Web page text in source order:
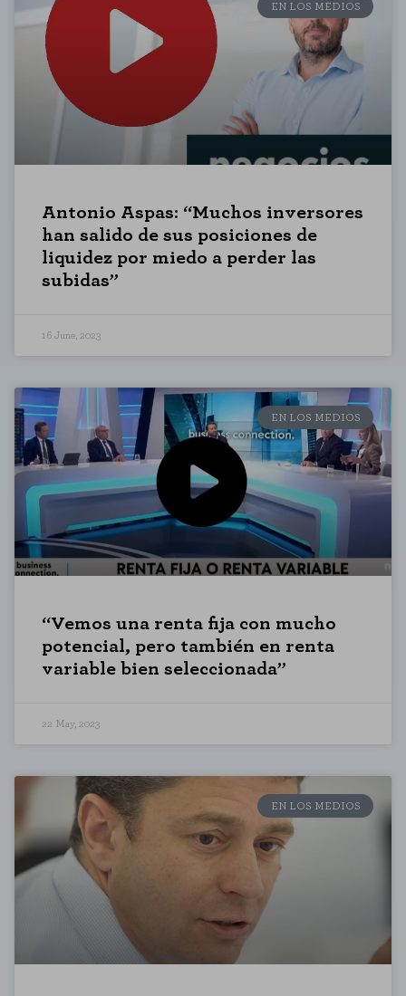
EN LOS MEDIOS
Antonio Aspas: “Muchos inversores
han salido de sus posiciones de
liquidez por miedo a perder las
subidas”
16 June, 2023
EN LOS MEDIOS
“Vemos una renta fija con mucho
potencial, pero también en renta
variable bien seleccionada”
22 May, 2023
EN LOS MEDIOS
COOKIE SETTINGS
REJECT ALL ENABLE ALL